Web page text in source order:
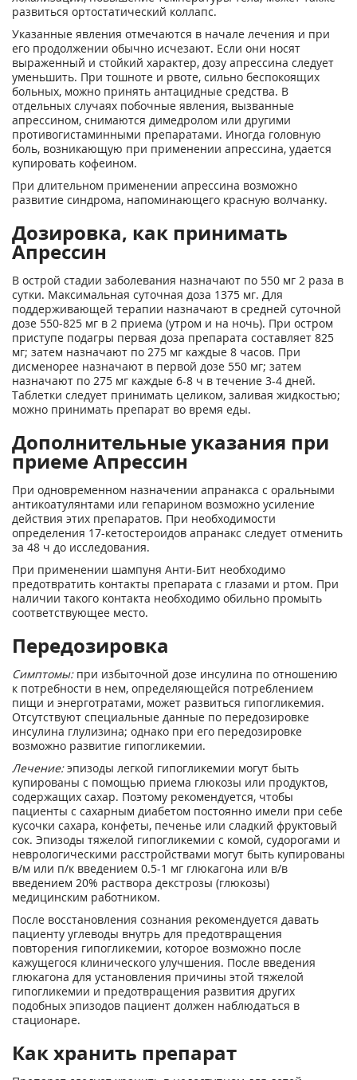
развиться ортостатический коллапс.
Указанные явления отмечаются в начале лечения и при
его продолжении обычно исчезают. Если они носят
выраженный и стойкий характер, дозу апрессина следует
уменьшить. При тошноте и рвоте, сильно беспокоящих
больных, можно принять антацидные средства. В
отдельных случаях побочные явления, вызванные
апрессином, снимаются димедролом или другими
противогистаминными препаратами. Иногда головную
боль, возникающую при применении апрессина, удается
купировать кофеином.
При длительном применении апрессина возможно
развитие синдрома, напоминающего красную волчанку.
Дозировка, как принимать
Апрессин
В острой стадии заболевания назначают по 550 мг 2 раза в
сутки. Максимальная суточная доза 1375 мг. Для
поддерживающей терапии назначают в средней суточной
дозе 550-825 мг в 2 приема (утром и на ночь). При остром
приступе подагры первая доза препарата составляет 825
мг; затем назначают по 275 мг каждые 8 часов. При
дисменорее назначают в первой дозе 550 мг; затем
назначают по 275 мг каждые 6-8 ч в течение 3-4 дней.
Таблетки следует принимать целиком, заливая жидкостью;
можно принимать препарат во время еды.
Дополнительные указания при
приеме Апрессин
При одновременном назначении апранакса с оральными
антикоатулянтами или гепарином возможно усиление
действия этих препаратов. При необходимости
определения 17-кетостероидов апранакс следует отменить
за 48 ч до исследования.
При применении шампуня Анти-Бит необходимо
предотвратить контакты препарата с глазами и ртом. При
наличии такого контакта необходимо обильно промыть
соответствующее место.
Передозировка
Симптомы:при избыточной дозе инсулина по отношению
к потребности в нем, определяющейся потреблением
пищи и энерготратами, может развиться гипогликемия.
Отсутствуют специальные данные по передозировке
инсулина глулизина; однако при его передозировке
возможно развитие гипогликемии.
Лечение:эпизоды легкой гипогликемии могут быть
купированы с помощью приема глюкозы или продуктов,
содержащих сахар. Поэтому рекомендуется, чтобы
пациенты с сахарным диабетом постоянно имели при себе
кусочки сахара, конфеты, печенье или сладкий фруктовый
сок. Эпизоды тяжелой гипогликемии с комой, судорогами и
неврологическими расстройствами могут быть купированы
в/м или п/к введением 0.5-1 мг глюкагона или в/в
введением 20% раствора декстрозы (глюкозы)
медицинским работником.
После восстановления сознания рекомендуется давать
пациенту углеводы внутрь для предотвращения
повторения гипогликемии, которое возможно после
кажущегося клинического улучшения. После введения
глюкагона для установления причины этой тяжелой
гипогликемии и предотвращения развития других
подобных эпизодов пациент должен наблюдаться в
стационаре.
Как хранить препарат